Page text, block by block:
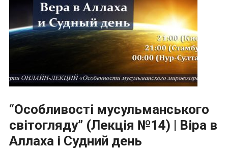
“Особливості мусульманського
світогляду” (Лекція №14) | Віра в
Аллаха і Судний день